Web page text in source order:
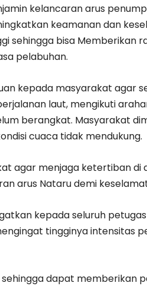
kelancaran arus
keamanan dan
sehingga bisa Memberikan
pelabuhan.
kepada masyarakat agar
laut, mengikuti
berangkat. Masyarakat
cuaca tidak mendukung.
agar menjaga ketertiban di
arus Nataru demi
kepada seluruh
tingginya intensitas
dapat memberikan